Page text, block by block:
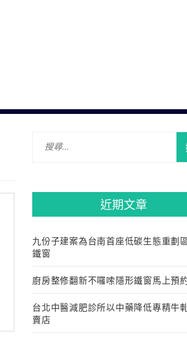
近期文章
九份子建案為台南首座低碳生態重劃
鐵窗
廚房整修翻新不囉嗦隱形鐵窗馬上預
台北中醫減肥診所以中藥降低專精牛
賣店